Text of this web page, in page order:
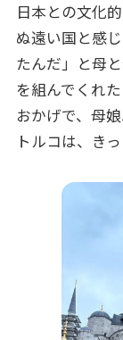
日本との文化
ぬ遠い国と感
たんだ」と母
を組んでくれ
おかげで、母
トルコは、き